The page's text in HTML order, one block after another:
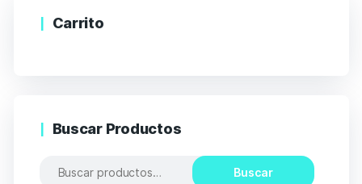
Carrito
Buscar Productos
Buscar